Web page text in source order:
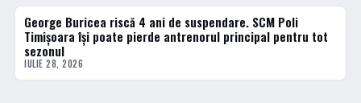
HANDBAL
George Buricea riscă 4 ani de suspendare. SCM Poli
Timișoara își poate pierde antrenorul principal pentru tot
sezonul
IULIE 28, 2026